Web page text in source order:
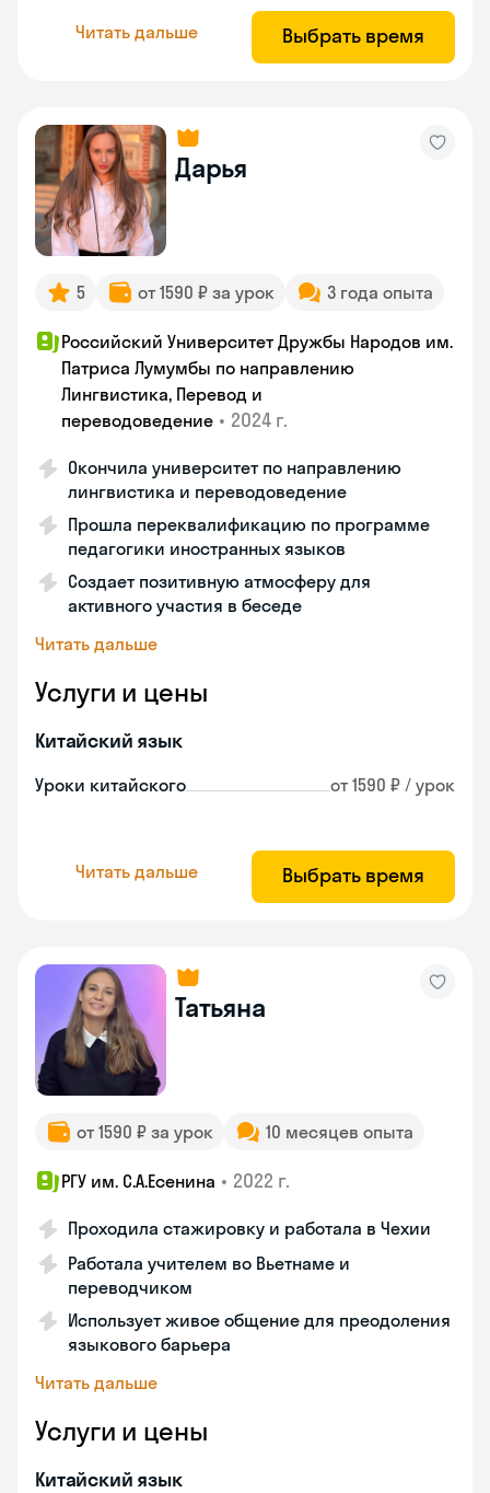
Читать дальше Выбрать время
Дарья
5 от 1590 ₽ за урок 3 года опыта
Российский Университет Дружбы Народов им.
Патриса Лумумбы по направлению
Лингвистика, Перевод и
переводоведение • 2024 г.
Окончила университет по направлению
лингвистика и переводоведение
Прошла переквалификацию по программе
педагогики иностранных языков
Создает позитивную атмосферу для
активного участия в беседе
Читать дальше
Услуги и цены
Китайский язык
Уроки китайского от 1590 ₽ / урок
Читать дальше Выбрать время
Татьяна
от 1590 ₽ за урок 10 месяцев опыта
РГУ им. С.А.Есенина • 2022 г.
Проходила стажировку и работала в Чехии
Работала учителем во Вьетнаме и
переводчиком
Использует живое общение для преодоления
языкового барьера
Читать дальше
Услуги и цены
Китайский язык